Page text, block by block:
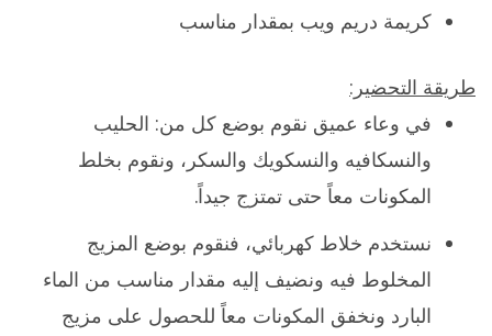
كريمة دريم ويب بمقدار مناسب
طريقة التحضير:
في وعاء عميق نقوم بوضع كل من: الحليب
والنسكافيه والنسكويك والسكر، ونقوم بخلط
المكونات معاً حتى تمتزج جيداً.
نستخدم خلاط كهربائي، فنقوم بوضع المزيج
المخلوط فيه ونضيف إليه مقدار مناسب من الماء
البارد ونخفق المكونات معاً للحصول على مزيج